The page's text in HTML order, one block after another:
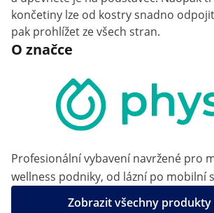
končetiny lze od kostry snadno
pak prohlížet ze všech stran.
O značce
Profesionální vybavení navržené pro
wellness podniky, od lázní po mobilní
Zobrazit všechny produkty